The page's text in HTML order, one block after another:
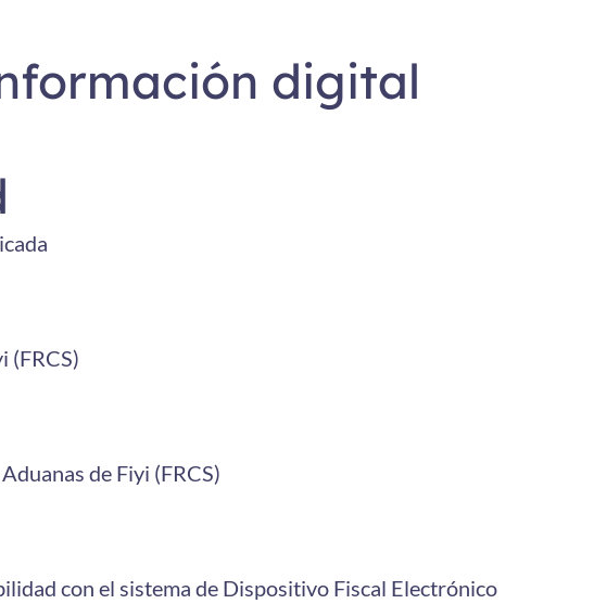
digital
(FRCS)
de Fiyi (FRCS)
con el sistema de Dispositivo Fiscal Electrónico